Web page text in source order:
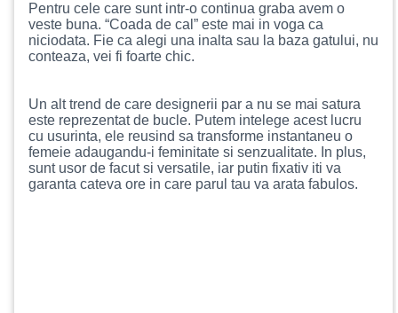
Pentru cele care sunt intr-o continua graba avem o
veste buna. “Coada de cal” este mai in voga ca
niciodata. Fie ca alegi una inalta sau la baza gatului, nu
conteaza, vei fi foarte chic.
Un alt trend de care designerii par a nu se mai satura
este reprezentat de bucle. Putem intelege acest lucru
cu usurinta, ele reusind sa transforme instantaneu o
femeie adaugandu-i feminitate si senzualitate. In plus,
sunt usor de facut si versatile, iar putin fixativ iti va
garanta cateva ore in care parul tau va arata fabulos.